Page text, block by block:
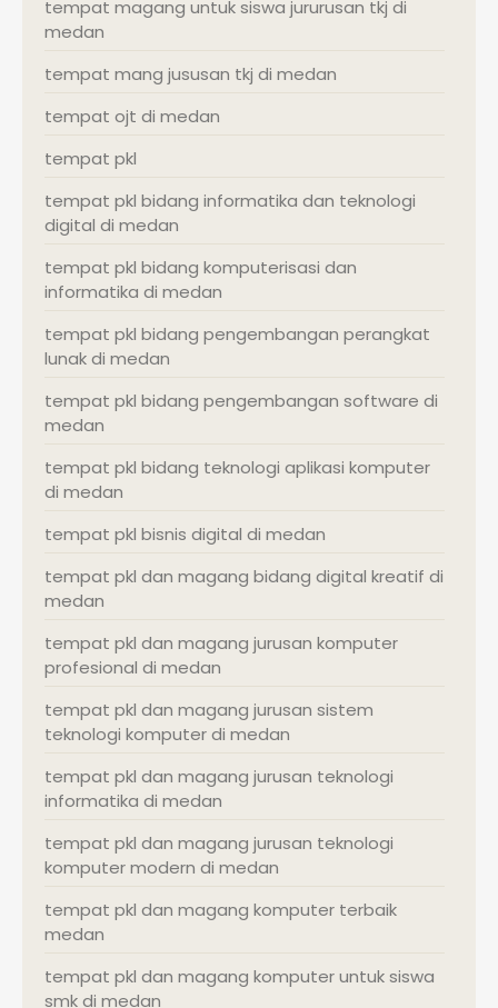
tempat magang untuk siswa jururusan tkj di
medan
tempat mang jususan tkj di medan
tempat ojt di medan
tempat pkl
tempat pkl bidang informatika dan teknologi
digital di medan
tempat pkl bidang komputerisasi dan
informatika di medan
tempat pkl bidang pengembangan perangkat
lunak di medan
tempat pkl bidang pengembangan software di
medan
tempat pkl bidang teknologi aplikasi komputer
di medan
tempat pkl bisnis digital di medan
tempat pkl dan magang bidang digital kreatif di
medan
tempat pkl dan magang jurusan komputer
profesional di medan
tempat pkl dan magang jurusan sistem
teknologi komputer di medan
tempat pkl dan magang jurusan teknologi
informatika di medan
tempat pkl dan magang jurusan teknologi
komputer modern di medan
tempat pkl dan magang komputer terbaik
medan
tempat pkl dan magang komputer untuk siswa
smk di medan